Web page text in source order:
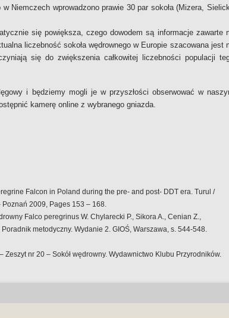
Niemczech wprowadzono prawie 30 par sokoła (Mizera,
się powiększa, czego dowodem są informacje zawarte
liczebność sokoła wędrownego w Europie szacowana jest
się do zwiększenia całkowitej liczebności populacji
i będziemy mogli je w przyszłości obserwować w
kamerę online z wybranego gniazda.
Falcon in Poland during the pre- and post- DDT era. Turul /
2009, Pages 153 – 168.
Falco peregrinus W. Chylarecki P., Sikora A., Cenian Z.,
metodyczny. Wydanie 2. GIOŚ, Warszawa, s. 544-548.
Zeszyt nr 20 – Sokół wędrowny. Wydawnictwo Klubu Przyrodników.